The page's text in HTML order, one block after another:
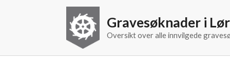
Gravesøknader i
Oversikt over alle innvilgede